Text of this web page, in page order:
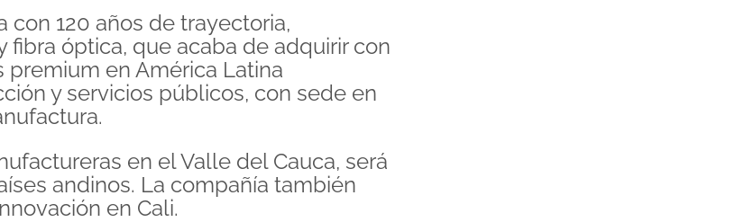
con 120 años de trayectoria,
óptica, que acaba de adquirir con
en América Latina
y servicios públicos, con sede en
en el Valle del Cauca, será
andinos. La compañía también
en Cali.